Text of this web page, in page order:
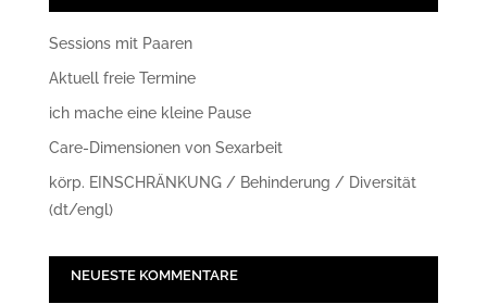
Sessions mit Paaren
Aktuell freie Termine
ich mache eine kleine Pause
Care-Dimensionen von Sexarbeit
körp. EINSCHRÄNKUNG / Behinderung / Diversität
(dt/engl)
NEUESTE KOMMENTARE